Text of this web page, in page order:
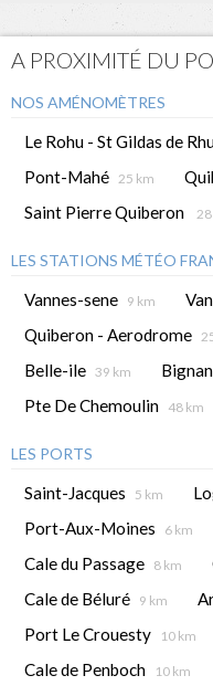
A PROXIMITÉ DU
NOS AMÉNOMÈTRES
Le Rohu - St Gildas de
Pont-Mahé 25 km
Saint Pierre Quiberon
LES STATIONS MÉTÉO
Vannes-sene 9 km
Quiberon - Aerodrome
Belle-ile 39 km Bignan
Pte De Chemoulin 48 km
LES PORTS
Saint-Jacques 5 km
Port-Aux-Moines 6 km
Cale du Passage 8 km
Cale de Béluré 9 km
Port Le Crouesty 10 km
Cale de Penboch 10 km